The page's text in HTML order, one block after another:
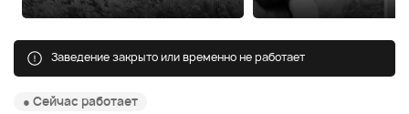
Заведение закрыто или временно не работает
● Сейчас работает